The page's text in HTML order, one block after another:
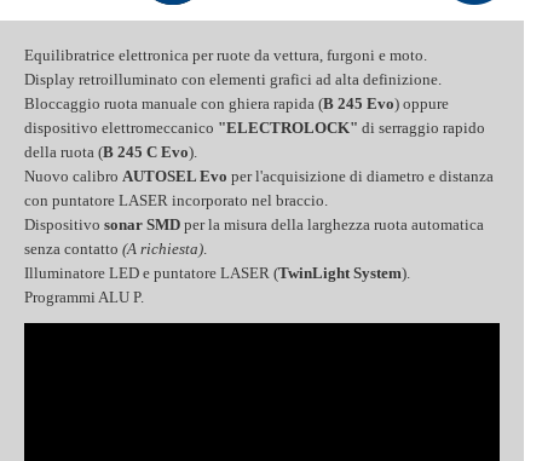
Equilibratrice elettronica per ruote da vettura, furgoni e moto.
Display retroilluminato con elementi grafici ad alta definizione.
Bloccaggio ruota manuale con ghiera rapida (B 245 Evo) oppure
dispositivo elettromeccanico "ELECTROLOCK" di serraggio rapido
della ruota (B 245 C Evo).
Nuovo calibro AUTOSEL Evo per l'acquisizione di diametro e distanza
con puntatore LASER incorporato nel braccio.
Dispositivo sonar SMD per la misura della larghezza ruota automatica
senza contatto (A richiesta).
Illuminatore LED e puntatore LASER (TwinLight System).
Programmi ALU P.